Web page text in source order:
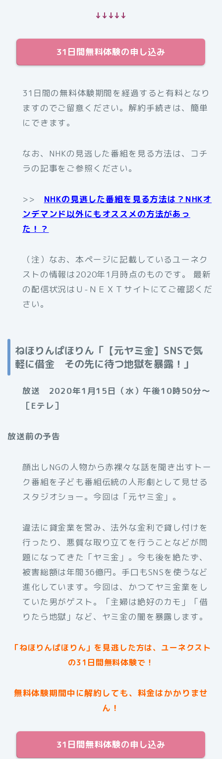
↓↓↓↓↓
31日間無料体験の申し込み
31日間の無料体験期間を経過すると有料となり
ますのでご留意ください。解約手続きは、簡単
にできます。
なお、NHKの見逃した番組を見る方法は、コチ
ラの記事をご参照ください。
>> NHKの見逃した番組を見る方法は？NHKオ
ンデマンド以外にもオススメの方法があっ
た！？
（注）なお、本ページに記載しているユーネク
ストの情報は2020年1月時点のものです。 最新
の配信状況はＵ-ＮＥＸＴサイトにてご確認くだ
さい。
ねほりんぱほりん「【元ヤミ金】SNSで気
軽に借金 その先に待つ地獄を暴露！」
放送 2020年1月15日（水）午後10時50分～
［Eテレ］
放送前の予告
顔出しNGの人物から赤裸々な話を聞き出すトー
ク番組を子ども番組伝統の人形劇として見せる
スタジオショー。今回は「元ヤミ金」。
違法に貸金業を営み、法外な金利で貸し付けを
行ったり、悪質な取り立てを行うことなどが問
題になってきた「ヤミ金」。今も後を絶たず、
被害総額は年間36億円。手口もSNSを使うなど
進化しています。今回は、かつてヤミ金業をし
ていた男がゲスト。「主婦は絶好のカモ」「借
りたら地獄」など、ヤミ金の闇を暴露します。
「ねほりんぱほりん」を見逃した方は、ユーネクスト
の31日間無料体験で！
無料体験期間中に解約しても、料金はかかりませ
ん！
31日間無料体験の申し込み